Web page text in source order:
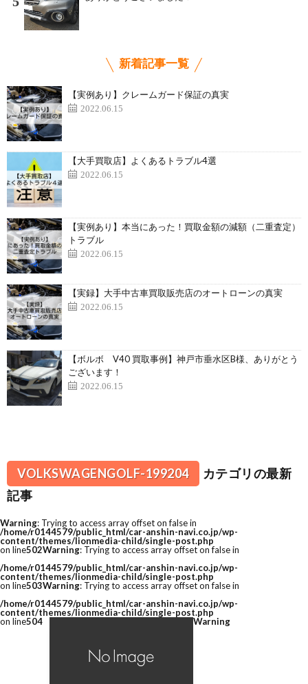
新着記事一覧
【実例あり】クレームガード保証の真実
2022.06.15
【大手買取店】よくあるトラブル4選
2022.06.15
【実例あり】本当にあった！買取金額の減額（二重査定）
トラブル
2022.06.15
【実録】大手中古車買取販売店のオートローンの真実
2022.06.15
【ボルボ V40 買取事例】神戸市垂水区B様、ありがとう
ございます！
2022.06.15
VOLKSWAGENGOLF-199204
カテゴリの最新
記事
Warning: Trying to access array offset on false in
/home/r0144579/public_html/car-anshin-navi.co.jp/wp-
content/themes/lionmedia-child/single-post.php
on line502Warning: Trying to access array offset on false in
/home/r0144579/public_html/car-anshin-navi.co.jp/wp-
content/themes/lionmedia-child/single-post.php
on line503Warning: Trying to access array offset on false in
/home/r0144579/public_html/car-anshin-navi.co.jp/wp-
content/themes/lionmedia-child/single-post.php
on line504 Warning